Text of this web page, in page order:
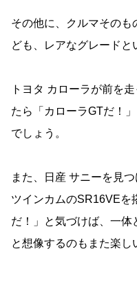
その他に、クルマそのも
ども、レアなグレードと
トヨタ カローラが前を
たら「カローラGTだ！
でしょう。
また、日産 サニーを見
ツインカムのSR16VEを
だ！」と気づけば、一体
と想像するのもまた楽し